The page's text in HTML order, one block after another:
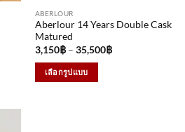
ABERLOUR
Aberlour 14 Years Double Cask
Matured
3,150฿ – 35,500฿Price
เลือกรูปแบบ